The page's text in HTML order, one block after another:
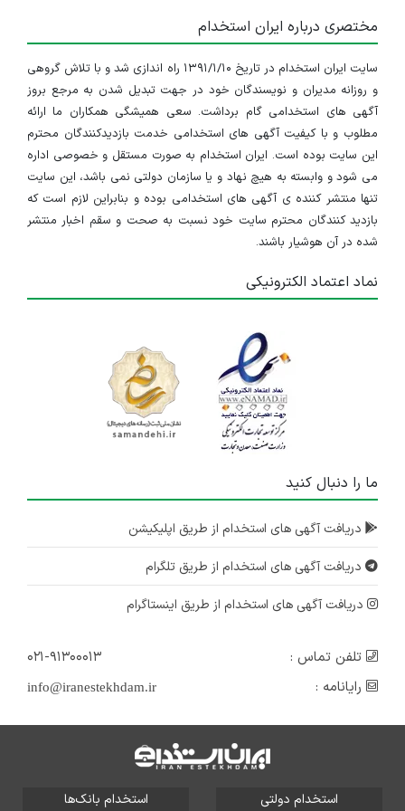
مختصری درباره ایران استخدام
سایت ایران استخدام در تاریخ ۱۳۹۱/۱/۱۰ راه اندازی شد و با تلاش گروهی
و روزانه مدیران و نویسندگان خود در جهت تبدیل شدن به مرجع بروز
آگهی های استخدامی گام برداشت. سعی همیشگی همکاران ما ارائه
مطلوب و با کیفیت آگهی های استخدامی خدمت بازدیدکنندگان محترم
این سایت بوده است. ایران استخدام به صورت مستقل و خصوصی اداره
می شود و وابسته به هیچ نهاد و یا سازمان دولتی نمی باشد، این سایت
تنها منتشر کننده ی آگهی های استخدامی بوده و بنابراین لازم است که
بازدید کنندگان محترم سایت خود نسبت به صحت و سقم اخبار منتشر
شده در آن هوشیار باشند.
نماد اعتماد الکترونیکی
ما را دنبال کنید
دریافت آگهی های استخدام از طریق اپلیکیشن
دریافت آگهی های استخدام از طریق تلگرام
دریافت آگهی های استخدام از طریق اینستاگرام
تلفن تماس :
۰۲۱-۹۱۳۰۰۰۱۳
رایانامه :
info@iranestekhdam.ir
استخدام دولتی استخدام بانک‌ها